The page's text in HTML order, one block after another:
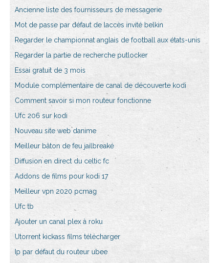
Ancienne liste des fournisseurs de messagerie
Mot de passe par défaut de laccès invité belkin
Regarder le championnat anglais de football aux états-unis
Regarder la partie de recherche putlocker
Essai gratuit de 3 mois
Module complémentaire de canal de découverte kodi
Comment savoir si mon routeur fonctionne
Ufc 206 sur kodi
Nouveau site web danime
Meilleur bâton de feu jailbreaké
Diffusion en direct du celtic fc
Addons de films pour kodi 17
Meilleur vpn 2020 pcmag
Ufc tb
Ajouter un canal plex à roku
Utorrent kickass films télécharger
Ip par défaut du routeur ubee